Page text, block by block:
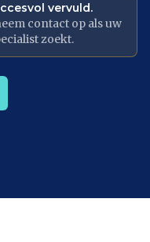
vervuld.
contact op als uw
zoekt.